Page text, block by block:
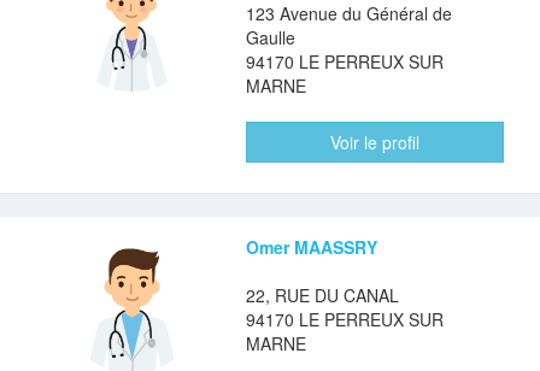
123 Avenue du Général de
Gaulle
94170 LE PERREUX SUR
MARNE
Voir le profil
Omer MAASSRY
22, RUE DU CANAL
94170 LE PERREUX SUR
MARNE